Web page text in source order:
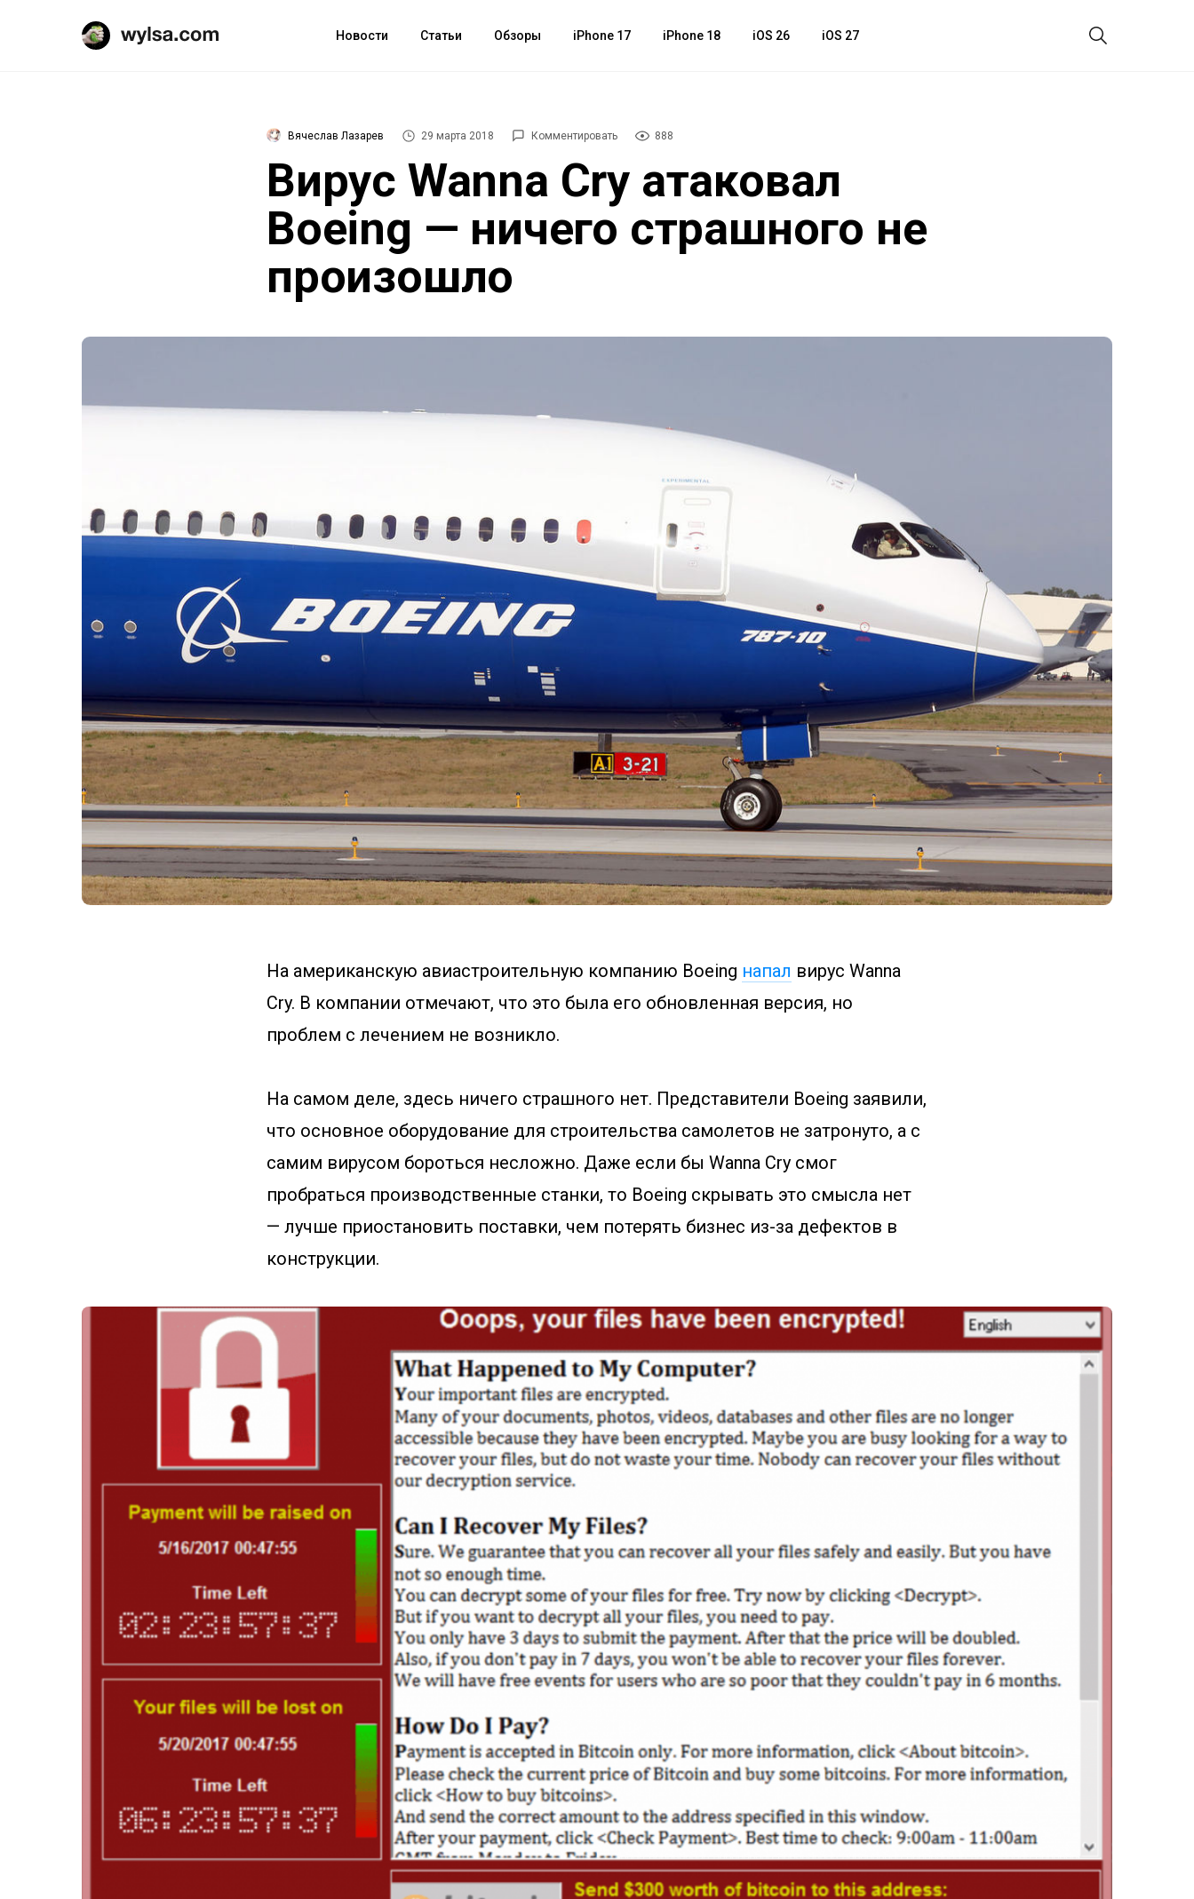
Новости Статьи Обзоры iPhone 17 iPhone 18 iOS 26 iOS 27
Вячеслав Лазарев 29 марта 2018 Комментировать 888
Вирус Wanna Cry атаковал
Boeing — ничего страшного не
произошло
На американскую авиастроительную компанию Boeing напал вирус Wanna
Cry. В компании отмечают, что это была его обновленная версия, но
проблем с лечением не возникло.
На самом деле, здесь ничего страшного нет. Представители Boeing заявили,
что основное оборудование для строительства самолетов не затронуто, а с
самим вирусом бороться несложно. Даже если бы Wanna Cry смог
пробраться производственные станки, то Boeing скрывать это смысла нет
— лучше приостановить поставки, чем потерять бизнес из-за дефектов в
конструкции.